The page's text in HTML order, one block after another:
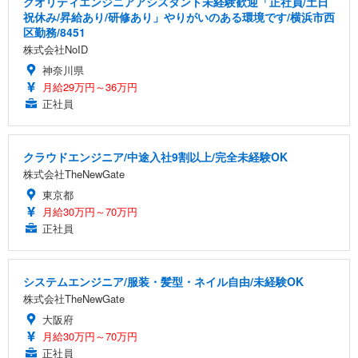
祝休み/昇給あり/研修あり」やりがいのある環境です/横浜市西
区勤務/8451
株式会社NoID
神奈川県
月給29万円～36万円
正社員
クラウドエンジニア/中途入社9割以上/完全未経験OK
株式会社TheNewGate
東京都
月給30万円～70万円
正社員
システムエンジニア/服装・髪型・ネイル自由/未経験OK
株式会社TheNewGate
大阪府
月給30万円～70万円
正社員